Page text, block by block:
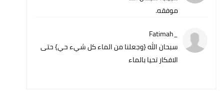
موفقه.
_Fatimah
سبحان الله {وجعلنا من الماء كل شيء حي} حتى
الافكار تحيا بالماء